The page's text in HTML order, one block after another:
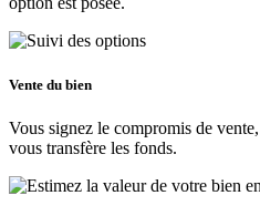
Vente du bien
Vous signez le compromis de
vous transfère les fonds.